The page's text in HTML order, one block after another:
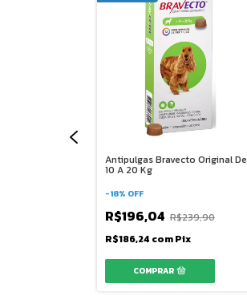
Antipulgas Bravecto Original De
10 A 20 Kg
-18% OFF
R$196,04 R$239,90
R$186,24 comPix